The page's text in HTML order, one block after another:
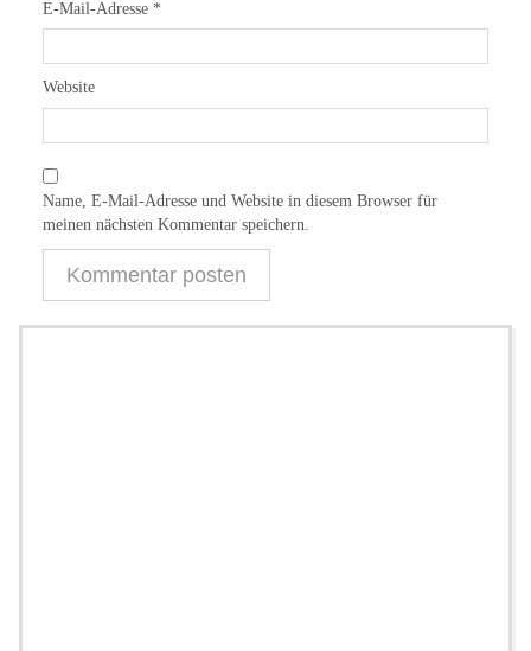
E-Mail-Adresse *
Website
Name, E-Mail-Adresse und Website in diesem Browser für
meinen nächsten Kommentar speichern.